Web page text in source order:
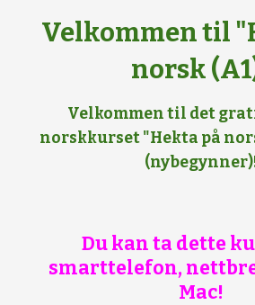
Velkommen til
norsk
Velkommen til det
norskkurset "Hekta på
Du kan ta dette
smarttelefon,
Mac!